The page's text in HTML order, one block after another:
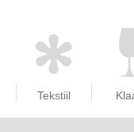
Tekstiil